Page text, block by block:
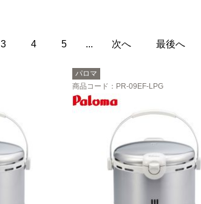
3 4 5 ... 次へ 最後へ
パロマ
商品コード ：PR-09EF-LPG